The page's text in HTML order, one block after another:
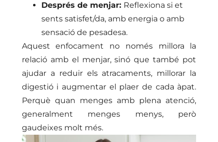
Després de menjar: Reflexiona si et
sents satisfet/da, amb energia o amb
sensació de pesadesa.
Aquest enfocament no només millora la
relació amb el menjar, sinó que també pot
ajudar a reduir els atracaments, millorar la
digestió i augmentar el plaer de cada àpat.
Perquè quan menges amb plena atenció,
generalment menges menys, però
gaudeixes molt més.